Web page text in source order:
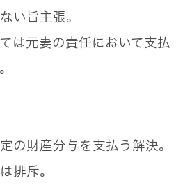
い旨主張。
は元妻の責任において支払
の財産分与を支払う解決。
排斥。